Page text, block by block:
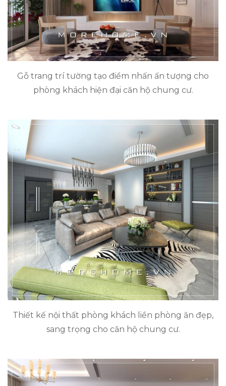
Gỗ trang trí tường tạo điểm nhấn ấn tượng cho
phòng khách hiện đại căn hộ chung cư.
Thiết kế nội thất phòng khách liền phòng ăn đẹp,
sang trọng cho căn hộ chung cư.